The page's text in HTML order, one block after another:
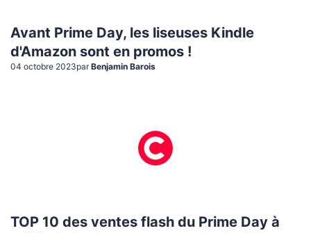
Avant Prime Day, les liseuses Kindle
d'Amazon sont en promos !
04 octobre 2023par Benjamin Barois
TOP 10 des ventes flash du Prime Day à